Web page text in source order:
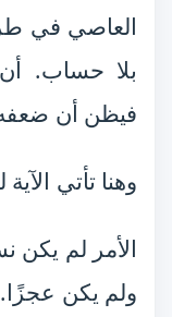
العاصي في
بلا حساب.
فيظن أن
وهنا تأتي
الأمر لم يكن
ولم يكن عجزًا.